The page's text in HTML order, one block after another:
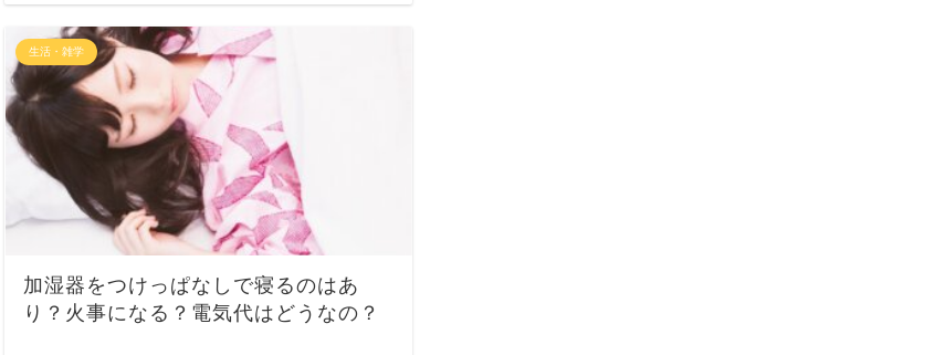
生活・雑学
加湿器をつけっぱなしで寝るのはあ
り？火事になる？電気代はどうなの？